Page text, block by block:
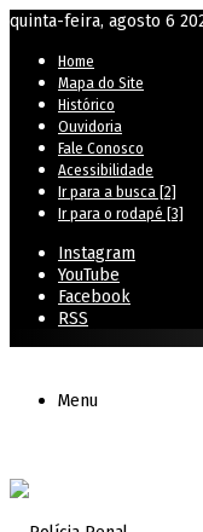
quinta-feira, agosto 6
Home
Mapa do Site
Histórico
Ouvidoria
Fale Conosco
Acessibilidade
Ir para a busca [2]
Ir para o rodapé [3]
Instagram
YouTube
Facebook
RSS
Menu